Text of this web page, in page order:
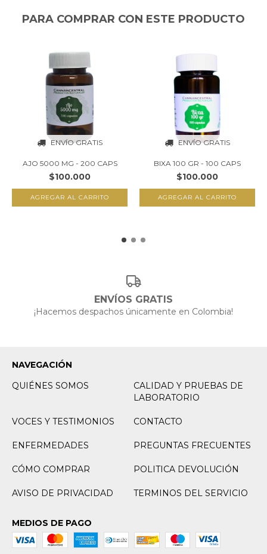
PARA COMPRAR CON ESTE PRODUCTO
ENVÍO GRATIS
AJO 5000 MG - 200 CAPS
$100.000
ENVÍO GRATIS
BIXA 100 GR - 100 CAPS
$100.000
ENVÍOS GRATIS
¡Hacemos despachos únicamente en Colombia!
NAVEGACIÓN
QUIÉNES SOMOS
CALIDAD Y PRUEBAS DE
LABORATORIO
VOCES Y TESTIMONIOS CONTACTO
ENFERMEDADES PREGUNTAS FRECUENTES
CÓMO COMPRAR POLITICA DEVOLUCIÓN
AVISO DE PRIVACIDAD TERMINOS DEL SERVICIO
MEDIOS DE PAGO